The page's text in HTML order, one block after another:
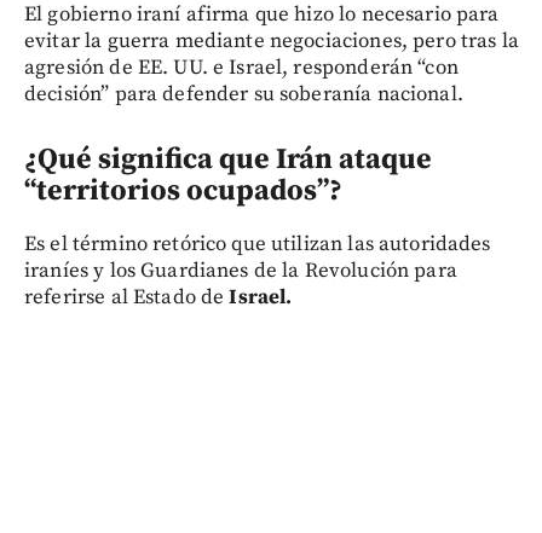
El gobierno iraní afirma que hizo lo necesario para
evitar la guerra mediante negociaciones, pero tras la
agresión de EE. UU. e Israel, responderán “con
decisión” para defender su soberanía nacional.
¿Qué significa que Irán ataque
“territorios ocupados”?
Es el término retórico que utilizan las autoridades
iraníes y los Guardianes de la Revolución para
referirse al Estado deIsrael.